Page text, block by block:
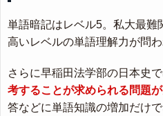
単語暗記はレベル5。私大最難
高いレベルの単語理解力が問わ
さらに早稲田法学部の日本史で
考することが求められる問題が
答などに単語知識の増加だけ